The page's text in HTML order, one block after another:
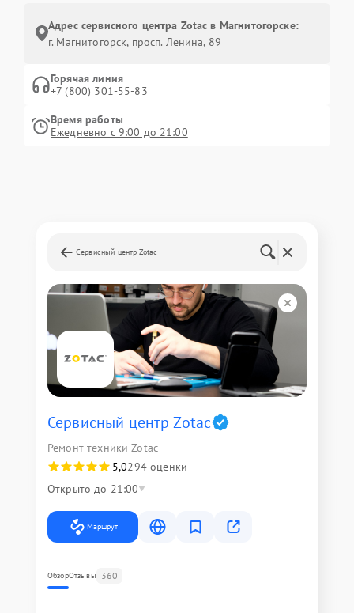
Адрес сервисного центра Zotac в Магнитогорске:
г. Магнитогорск, просп. Ленина, 89
Горячая линия
+7 (800) 301-55-83
Время работы
Ежедневно с 9:00 до 21:00
Сервисный центр Zotac
Сервисный центр Zotac
Ремонт техники Zotac
5,0294 оценки
Открыто до 21:00
Маршрут
ОбзорОтзывы 360